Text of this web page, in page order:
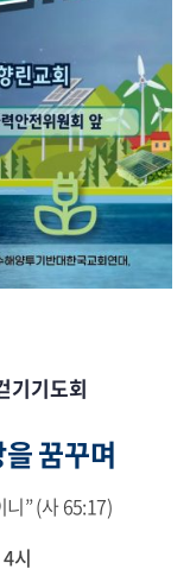
기기도회
꿈꾸며
니” (사 65:17)
시